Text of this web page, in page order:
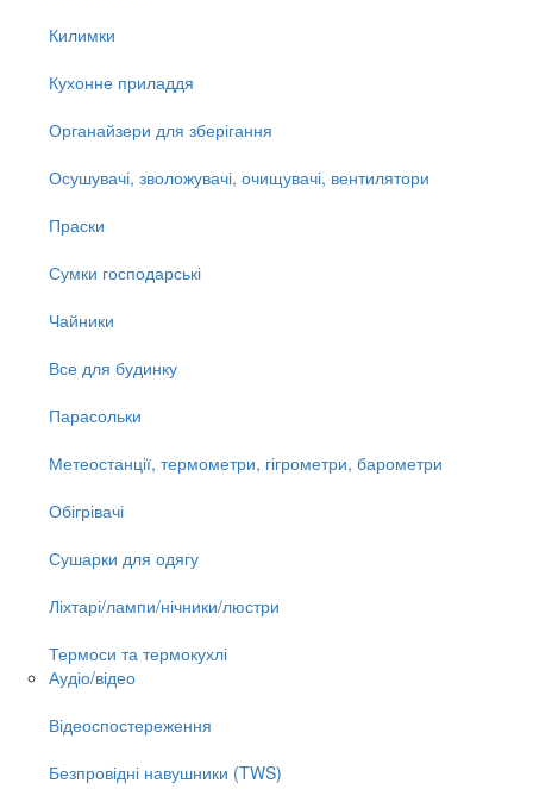
Килимки
Кухонне приладдя
Органайзери для зберігання
Осушувачі, зволожувачі, очищувачі, вентилятори
Праски
Сумки господарські
Чайники
Все для будинку
Парасольки
Метеостанції, термометри, гігрометри, барометри
Обігрівачі
Сушарки для одягу
Ліхтарі/лампи/нічники/люстри
Термоси та термокухлі
Аудіо/відео
Відеоспостереження
Безпровідні навушники (TWS)